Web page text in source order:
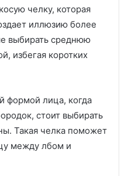
челку, которая
иллюзию более
выбирать среднюю
избегая коротких
формой лица, когда
стоит выбирать
Такая челка поможет
между лбом и